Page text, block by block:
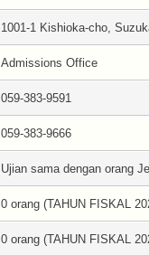
1001-1 Kishioka-cho,
Admissions Office
059-383-9591
059-383-9666
Ujian sama dengan orang
0 orang (TAHUN FISKAL
0 orang (TAHUN FISKAL